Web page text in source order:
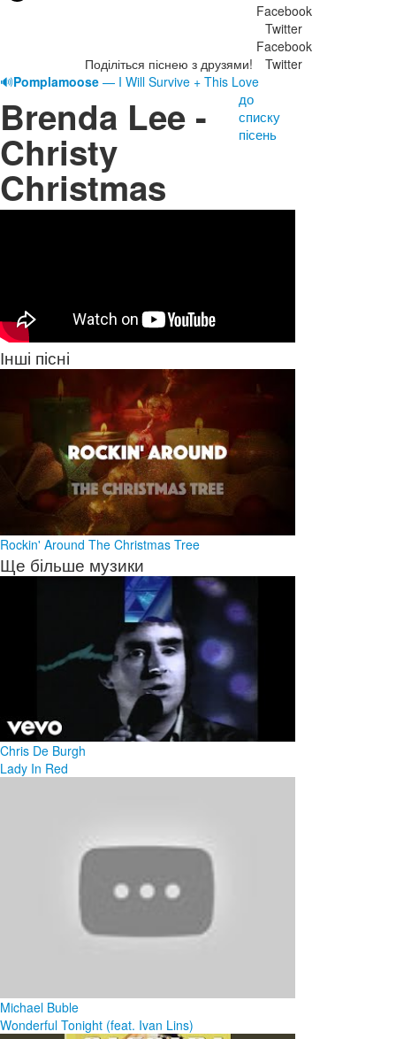
Поділіться піснею з друзями!
Facebook
Twitter
Facebook
Twitter
🔊Pomplamoose — I Will Survive + This Love
Brenda Lee -
Christy
Christmas
до
списку
пісень
Інші пісні
Rockin' Around The Christmas Tree
Ще більше музики
Chris De Burgh
Lady In Red
Michael Buble
Wonderful Tonight (feat. Ivan Lins)